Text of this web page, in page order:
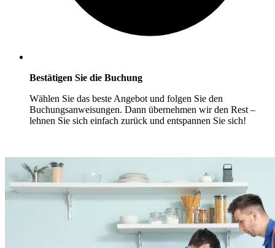
Bestätigen Sie die Buchung
Wählen Sie das beste Angebot und folgen Sie den
Buchungsanweisungen. Dann übernehmen wir den Rest –
lehnen Sie sich einfach zurück und entspannen Sie sich!